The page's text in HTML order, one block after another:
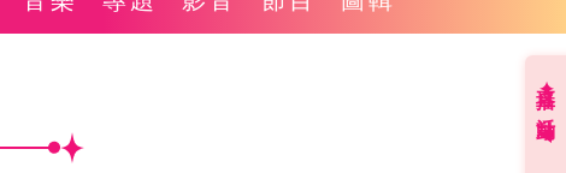
直播✦活動